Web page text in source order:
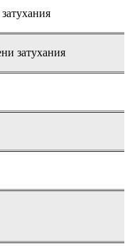
затухания